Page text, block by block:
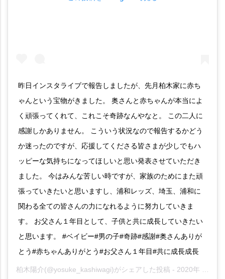
昨日インスタライブで報告しましたが、先月柏木家に赤ち
ゃんという宝物がきました。 奥さんと赤ちゃんが本当によ
く頑張ってくれて、これこそ奇跡なんやなと。 この二人に
感謝しかありません。 こういう状況なので報告するかどう
か迷ったのですが、応援してくださる皆さまが少しでもハ
ッピーな気持ちになってほしいと思い発表させていただき
ました。 今はみんな苦しい時ですが、家族のためにまた頑
張っていきたいと思いますし、浦和レッズ、埼玉、浦和に
関わる全ての皆さんの力になれるように努力していきま
す。 お父さん１年目として、子供と共に成長していきたい
と思います。 #ベイビー#男の子#奇跡#感謝#奥さんありが
とう#赤ちゃんありがとう#お父さん１年目#共に成長成長
柏木陽介(@yosuke_kashiwagi)がシェアした投稿 - 2020年 4月月8日午後5時18分PDT